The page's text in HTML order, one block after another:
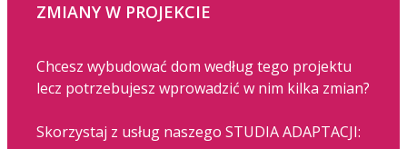
ZMIANY W PROJEKCIE
Chcesz wybudować dom według tego projektu
lecz potrzebujesz wprowadzić w nim kilka zmian?
Skorzystaj z usług naszego STUDIA ADAPTACJI: